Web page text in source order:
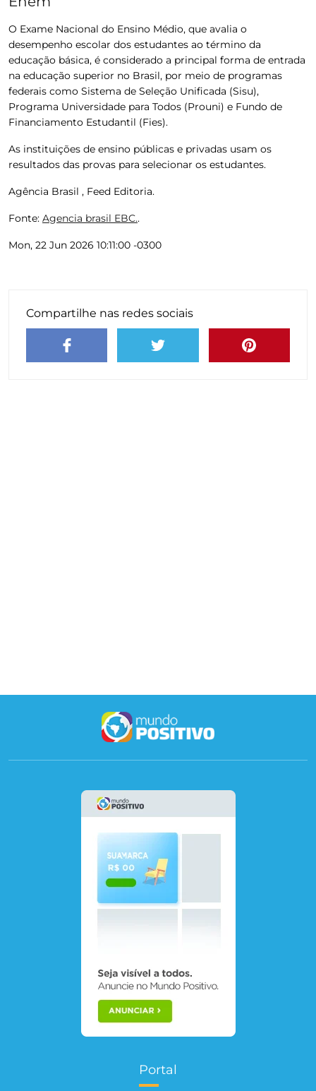
O Exame Nacional do Ensino Médio, que avalia o
desempenho escolar dos estudantes ao término da
educação básica, é considerado a principal forma de entrada
na educação superior no Brasil, por meio de programas
federais como Sistema de Seleção Unificada (Sisu),
Programa Universidade para Todos (Prouni) e Fundo de
Financiamento Estudantil (Fies).
As instituições de ensino públicas e privadas usam os
resultados das provas para selecionar os estudantes.
Agência Brasil , Feed Editoria.
Fonte: Agencia brasil EBC..
Mon, 22 Jun 2026 10:11:00 -0300
Compartilhe nas redes sociais
Portal